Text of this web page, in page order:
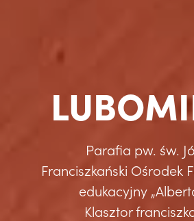
Parafia pw. św.
Franciszkański Ośrodek
edukacyjny
Klasztor